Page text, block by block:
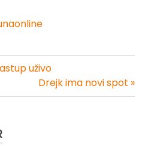
uživo
Drejk ima novi spot »